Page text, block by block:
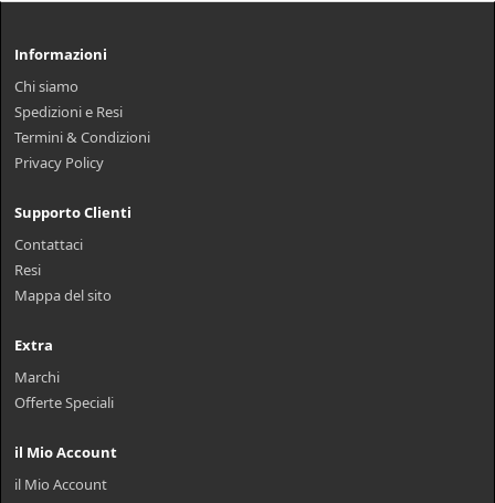
Informazioni
Chi siamo
Spedizioni e Resi
Termini & Condizioni
Privacy Policy
Supporto Clienti
Contattaci
Resi
Mappa del sito
Extra
Marchi
Offerte Speciali
il Mio Account
il Mio Account